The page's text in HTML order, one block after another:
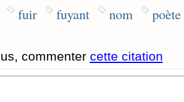
fuir fuyant nom poète
commenter cette citation